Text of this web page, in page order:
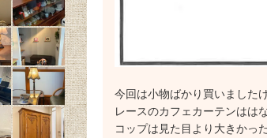
今回は小物ばかり買いました
レースのカフェカーテンはは
コップは見た目より大きかっ